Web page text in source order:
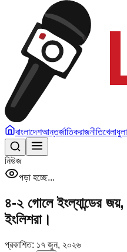
বাংলাদেশআন্তর্জাতিকরাজনীতিখেলাধুলা
নিউজ
পড়া হচ্ছে...
৪-২ গোলে ইংল্যান্ডের
ইংলিশরা।
প্রকাশিত: ১৭ জুন, ২০২৬